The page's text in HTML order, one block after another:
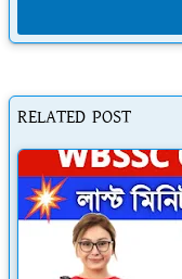
RELATED POST